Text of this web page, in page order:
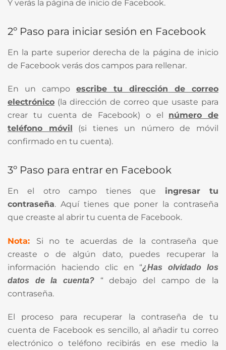
Y verás la página de inicio de Facebook.
2º Paso para iniciar sesión en Facebook
En la parte superior derecha de la página de inicio
de Facebook verás dos campos para rellenar.
En un campo escribe tu dirección de correo
electrónico (la dirección de correo que usaste para
crear tu cuenta de Facebook) o el número de
teléfono móvil (si tienes un número de móvil
confirmado en tu cuenta).
3º Paso para entrar en Facebook
En el otro campo tienes que ingresar tu
contraseña. Aquí tienes que poner la contraseña
que creaste al abrir tu cuenta de Facebook.
Nota:
Si no te acuerdas de la contraseña que
creaste o de algún dato, puedes recuperar la
información haciendo clic en “¿Has olvidado los
datos de la cuenta? “ debajo del campo de la
contraseña.
El proceso para recuperar la contraseña de tu
cuenta de Facebook es sencillo, al añadir tu correo
electrónico o teléfono recibirás en ese medio la